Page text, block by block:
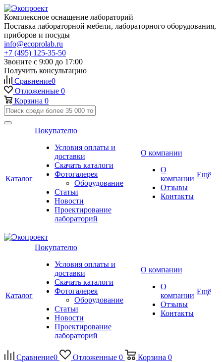
Комплексное оснащение лабораторий
Поставка лабораторной мебели, лабораторного оборудования,
приборов и посуды
info@ecoprolab.ru
+7 (495) 125-35-50
Звоните с 9:00 до 17:00
Получить консультацию
Сравнение0
Отложенные 0
Корзина 0
Каталог
Покупателю
Условия оплаты и
доставки
Скачать каталоги
Фотогалерея
Оборудование
Статьи
Новости
Проектирование
лабораторий
О компании
О
компании
Отзывы
Контакты
Ещё
Каталог
Покупателю
Условия оплаты и
доставки
Скачать каталоги
Фотогалерея
Оборудование
Статьи
Новости
Проектирование
лабораторий
О компании
О
компании
Отзывы
Контакты
Ещё
Сравнение0 Отложенные 0 Корзина 0